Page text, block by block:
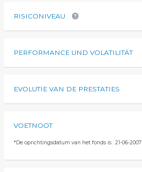
RISICONIVEAU
PERFORMANCE UND VOLATILITÄT
EVOLUTIE VAN DE PRESTATIES
VOETNOOT
*De oprichtingsdatum van het fonds is : 21-06-2007